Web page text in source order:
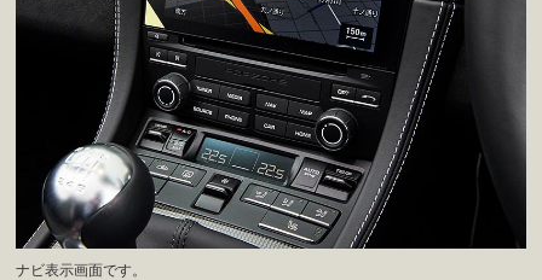
ナビ表示画面です。